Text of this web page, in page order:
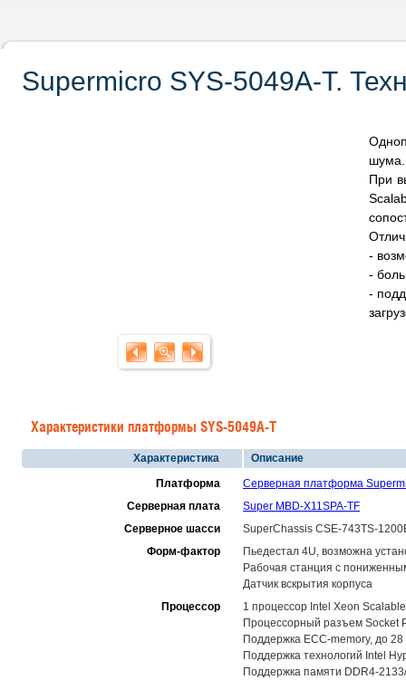
Supermicro SYS-5049A-T.
шума.
При
-
-
-
Характеристики платформы SYS-5049A-T
Характеристика
Описание
Платформа
Серверная платформа
Серверная плата
Super MBD-X11SPA-TF
Серверное шасси
SuperChassis CSE-743TS-
Форм-фактор
Пьедестал 4U, возможна
Рабочая станция с
Датчик вскрытия корпуса
Процессор
1 процессор Intel Xeon
Процессорный разъем Socket
Поддержка ECC-memory, до
Поддержка технологий Intel
Поддержка памяти DDR4-